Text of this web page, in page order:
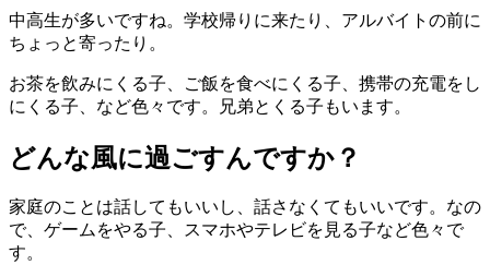
中高生が多いですね。学校帰りに来たり、アルバイトの前に
ちょっと寄ったり。
お茶を飲みにくる子、ご飯を食べにくる子、携帯の充電をし
にくる子、など色々です。兄弟とくる子もいます。
どんな風に過ごすんですか？
家庭のことは話してもいいし、話さなくてもいいです。なの
で、ゲームをやる子、スマホやテレビを見る子など色々で
す。